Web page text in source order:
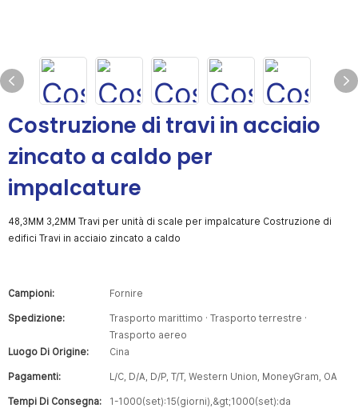
Costruzione di travi in ​​acciaio
zincato a caldo per
impalcature
48,3MM 3,2MM Travi per unità di scale per impalcature Costruzione di
edifici Travi in ​​acciaio zincato a caldo
Campioni: Fornire
Spedizione:
Trasporto marittimo · Trasporto terrestre ·
Trasporto aereo
Luogo Di Origine:
Cina
Pagamenti: L/C, D/A, D/P, T/T, Western Union, MoneyGram, OA
Tempi Di Consegna:
1-1000(set):15(giorni),&gt;1000(set):da